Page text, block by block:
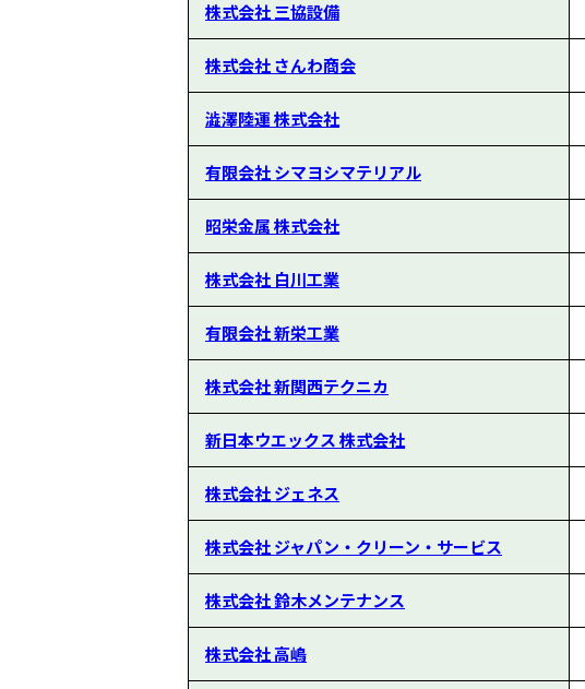
株式会社 三協設備
株式会社 さんわ商会
澁澤陸運 株式会社
有限会社 シマヨシマテリアル
昭栄金属 株式会社
株式会社 白川工業
有限会社 新栄工業
株式会社 新関西テクニカ
新日本ウエックス 株式会社
株式会社 ジェネス
株式会社 ジャパン・クリーン・サービス
株式会社 鈴木メンテナンス
株式会社 高嶋